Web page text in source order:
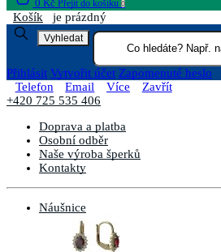
0 Kč Přejít do košíku 0
Košík je prázdný
Vyhledat
Přihlásit Vytvořit účet Zapomenuté heslo
Telefon
Email Více
Zavřít
+420 725 535 406
Doprava a platba
Osobní odběr
Naše výroba šperků
Kontakty
Náušnice